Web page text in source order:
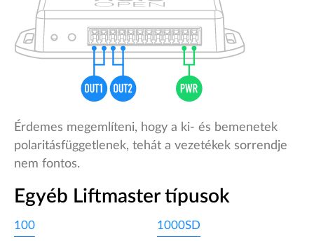
Érdemes megemlíteni, hogy a ki- és bemenetek
polaritásfüggetlenek, tehát a vezetékek sorrendje
nem fontos.
Egyéb Liftmaster típusok
100 1000SD